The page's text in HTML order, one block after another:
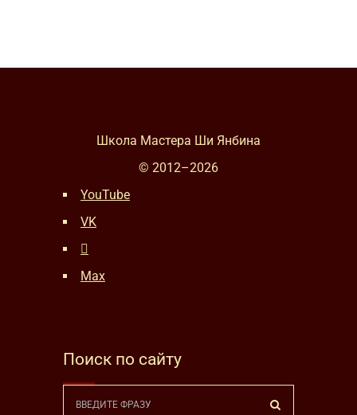
Школа Мастера Ши Янбина
© 2012–2026
YouTube
VK
Max
Поиск по сайту